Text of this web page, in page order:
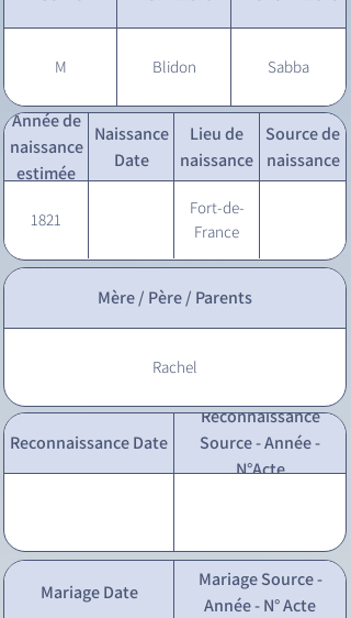
M Blidon Sabba
Année de
naissance
estimée
Naissance
Date
Lieu de
naissance
Source de
naissance
1821
Fort-de-
France
Mère / Père / Parents
Rachel
Reconnaissance Date
Reconnaissance
Source - Année -
N°Acte
Mariage Date
Mariage Source -
Année - N° Acte